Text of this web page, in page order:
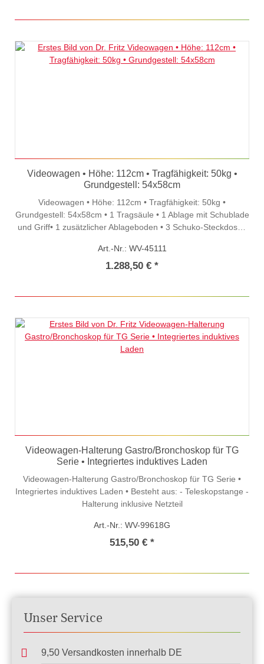
Videowagen • Höhe: 112cm • Tragfähigkeit: 50kg •
Grundgestell: 54x58cm
Videowagen • Höhe: 112cm • Tragfähigkeit: 50kg •
Grundgestell: 54x58cm • 1 Tragsäule • 1 Ablage mit Schublade
und Griff• 1 zusätzlicher Ablageboden • 3 Schuko-Steckdosen
Pulverbeschichtet (lichtgrau)• Dekorfarbe (kobaltblau,RAL
5023)
Art.-Nr.: WV-45111
1.288,50 € *
Videowagen-Halterung Gastro/Bronchoskop für TG
Serie • Integriertes induktives Laden
Videowagen-Halterung Gastro/Bronchoskop für TG Serie •
Integriertes induktives Laden • Besteht aus: - Teleskopstange -
Halterung inklusive Netzteil
Art.-Nr.: WV-99618G
515,50 € *
Unser Service
9,50 Versandkosten innerhalb DE